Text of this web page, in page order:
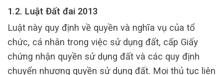
1.2. Luật Đất đai 2013
Luật này quy định về quyền và nghĩa vụ của tổ
chức, cá nhân trong việc sử dụng đất, cấp Giấy
chứng nhận quyền sử dụng đất và các quy định
chuyển nhượng quyền sử dụng đất. Mọi thủ tục liên